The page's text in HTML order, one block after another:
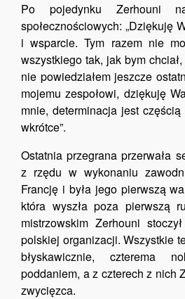
Po pojedynku Zerhouni
społecznościowych: „Dziękuję
i wsparcie. Tym razem nie
wszystkiego tak, jak bym
nie powiedziałem jeszcze
mojemu zespołowi, dziękuję
mnie, determinacja jest
wkrótce”.
Ostatnia przegrana przerwała
z rzędu w wykonaniu
Francję i była jego pierwszą
która wyszła poza pierwszą
mistrzowskim Zerhouni
polskiej organizacji. Wszystkie
błyskawicznie, czterema
poddaniem, a z czterech z nich
zwycięzca.